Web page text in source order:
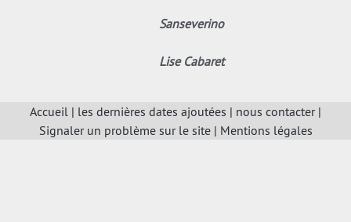
Sanseverino
Lise Cabaret
Accueil | les dernières dates ajoutées | nous contacter|
Signaler un problème sur le site| Mentions légales